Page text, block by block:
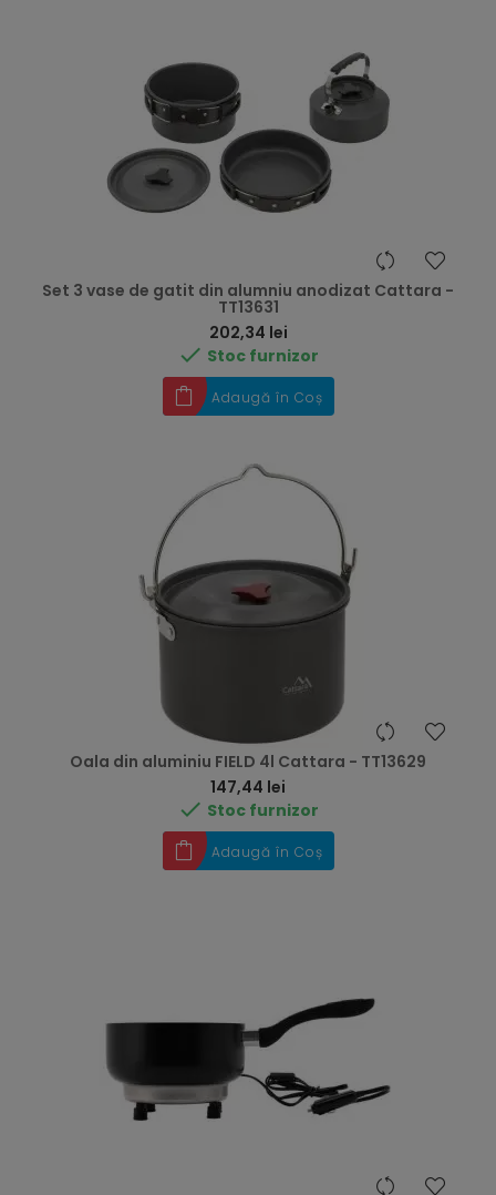
Set 3 vase de gatit din alumniu anodizat Cattara -
TT13631
202,34 lei
 Stoc furnizor
Adaugă în Coș
Oala din aluminiu FIELD 4l Cattara - TT13629
147,44 lei
 Stoc furnizor
Adaugă în Coș